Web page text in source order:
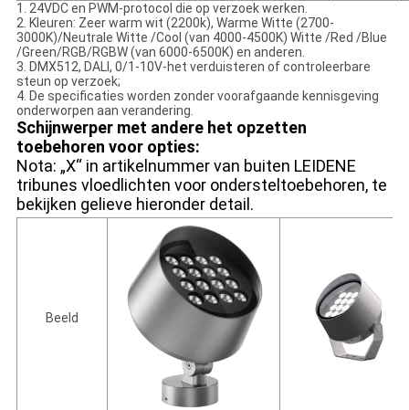
1. 24VDC en PWM-protocol die op verzoek werken.
2. Kleuren: Zeer warm wit (2200k), Warme Witte (2700-
3000K)/Neutrale Witte /Cool (van 4000-4500K) Witte /Red /Blue
/Green/RGB/RGBW (van 6000-6500K) en anderen.
3. DMX512, DALI, 0/1-10V-het verduisteren of controleerbare
steun op verzoek;
4. De specificaties worden zonder voorafgaande kennisgeving
onderworpen aan verandering.
Schijnwerper met andere het opzetten
toebehoren voor opties:
Nota: „X“ in artikelnummer van buiten LEIDENE
tribunes vloedlichten voor ondersteltoebehoren, te
bekijken gelieve hieronder detail.
Beeld